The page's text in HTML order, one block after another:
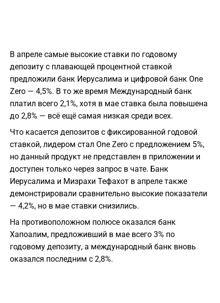
В апреле самые высокие ставки по годовому
депозиту с плавающей процентной ставкой
предложили банк Иерусалима и цифровой банк One
Zero — 4,5%. В то же время Международный банк
платил всего 2,1%, хотя в мае ставка была повышена
до 2,8% — всё ещё самая низкая среди всех.
Что касается депозитов с фиксированной годовой
ставкой, лидером стал One Zero с предложением 5%,
но данный продукт не представлен в приложении и
доступен только через запрос в чате. Банк
Иерусалима и Мизрахи Тефахот в апреле также
демонстрировали сравнительно высокие показатели
— 4,2%, но в мае ставки снизились.
На противоположном полюсе оказался банк
Хапоалим, предложивший в мае всего 3% по
годовому депозиту, а международный банк вновь
оказался последним с 2,8%.